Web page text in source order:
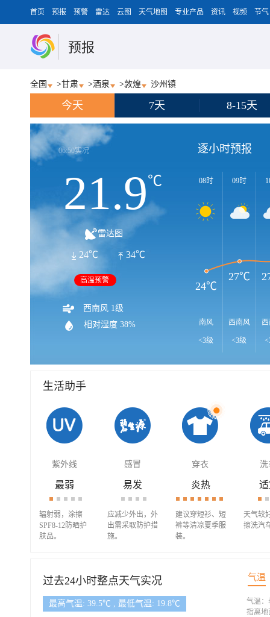
首页 预报 预警 雷达 云图 天气地图 专业产品 资讯 视频 节气
预报
全国 >甘肃 >酒泉 >敦煌 沙州镇
今天 7天 8-15天
06:50实况
21.9℃
雷达图
34℃
24℃
高温预警
西南风 1级
相对湿度 38%
逐小时预报
08时
南风
<3级
09时
西南风
<3级
24℃
27℃
生活助手
紫外线 感冒 穿衣 洗
最弱
辐射弱，涂擦
SPF8-12防晒护
肤品。
易发
应减少外出，外
出需采取防护措
施。
炎热
建议穿短衫、短
裤等清凉夏季服
装。
天气较
擦洗汽
过去24小时整点天气实况 气温
最高气温: 39.5℃ , 最低气温: 19.8℃
气温：
指离地